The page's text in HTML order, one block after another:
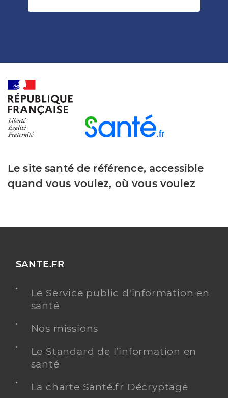
Le site santé de référence, accessible
quand vous voulez, où vous voulez
SANTE.FR
Le Service public d'information en
santé
Nos missions
Le Standard de l’information en
santé
La charte Santé.fr Décryptage